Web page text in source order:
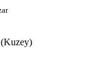
(Kuzey)